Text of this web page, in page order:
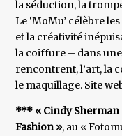
la séduction, la
Le ‘MoMu’ célèbre
et la créativité
la coiffure – dans
rencontrent, l’art, la
le maquillage. Site
*** « Cindy
Fashion », au «